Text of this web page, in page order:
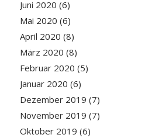
Juni 2020 (6)
Mai 2020 (6)
April 2020 (8)
März 2020 (8)
Februar 2020 (5)
Januar 2020 (6)
Dezember 2019 (7)
November 2019 (7)
Oktober 2019 (6)